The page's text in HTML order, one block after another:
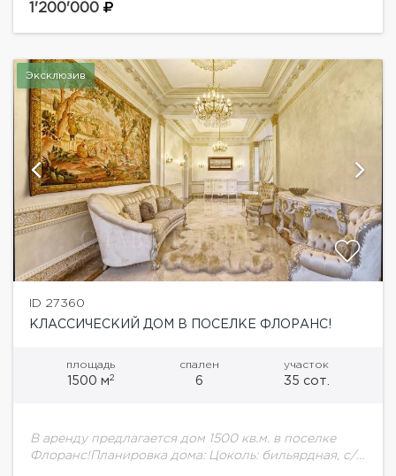
комната для хранения продуктов продуктовый
1'200'000
Эксклюзив
ID 27360
КЛАССИЧЕСКИЙ ДОМ В ПОСЕЛКЕ ФЛОРАНС!
площадь
1500 м2
спален
6
участок
35 сот.
В аренду предлагается дом 1500 кв.м. в поселке
Флоранс!Планировка дома: Цоколь: бильярдная, с/у,